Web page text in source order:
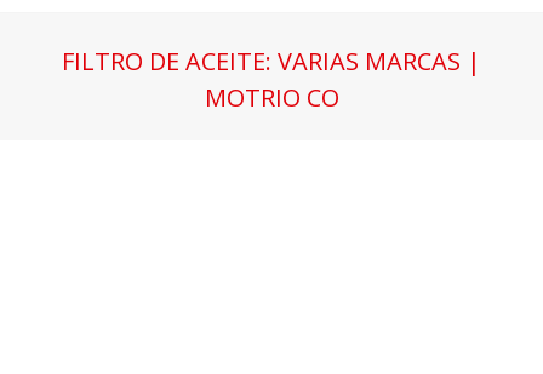
FILTRO DE ACEITE: VARIAS MARCAS |
MOTRIO CO